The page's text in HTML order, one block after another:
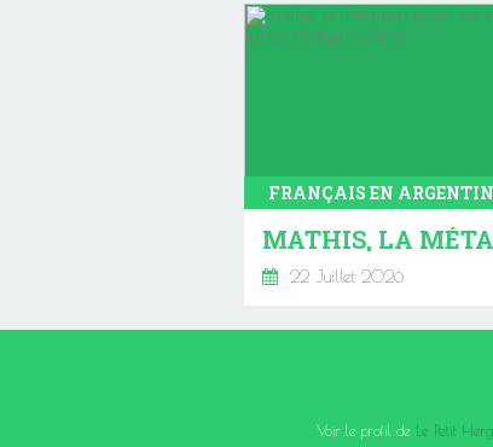
22 Juillet 2026
Voir le profil de Le Petit